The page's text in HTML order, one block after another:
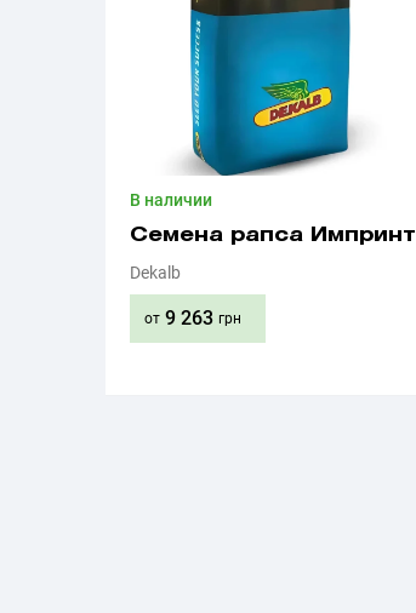
В наличии
Семена рапса Импринт
Dekalb
от 9 263 грн